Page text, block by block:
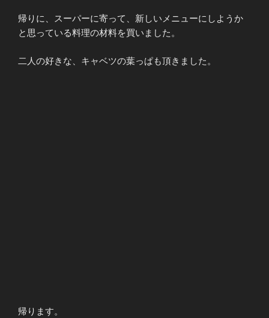
帰りに、スーパーに寄って、新しいメニューにしようか
と思っている料理の材料を買いました。
二人の好きな、キャベツの葉っぱも頂きました。
帰ります。